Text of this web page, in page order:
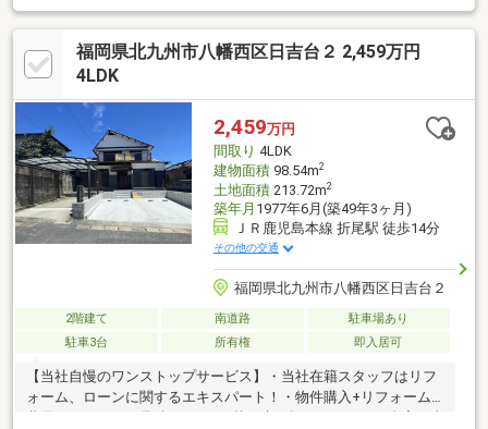
てます○ホームエレベーター付きです！階段の上り下りをしなく
ていいので、シニア世代にも安心してお過ごしいただけますね○
２世帯住宅に最適！浴室や洗面所、トイレが１階、２階それぞれ
にあるので、適度な距離感でお互いの生活ができそうですね
福岡県北九州市八幡西区日吉台２ 2,459万円
4LDK
2,459万円
間取り 4LDK
建物面積98.54m2
土地面積213.72m2
築年月 1977年6月(築49年3ヶ月)
ＪＲ鹿児島本線 折尾駅 徒歩14分
その他の交通
福岡県北九州市八幡西区日吉台２
2階建て 南道路
駐車場あり
駐車3台
所有権 即入居可
【当社自慢のワンストップサービス】・当社在籍スタッフはリフ
ォーム、ローンに関するエキスパート！・物件購入+リフォーム